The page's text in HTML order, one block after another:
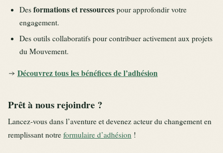
Desformations et ressources pour approfondir votre
engagement.
Des outils collaboratifs pour contribuer activement aux projets
du Mouvement.
Découvrez tous les bénéfices de l’adhésion
Prêt à nous rejoindre ?
Lancez-vous dans l’aventure et devenez acteur du changement en
remplissant notre formulaire d’adhésion !